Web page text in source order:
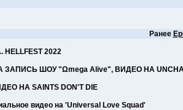
Ранее
HELLFEST 2022
ШОУ "Ωmega Alive", ВИДЕО НА
НА SAINTS DON'T DIE
видео на 'Universal Love Squad'